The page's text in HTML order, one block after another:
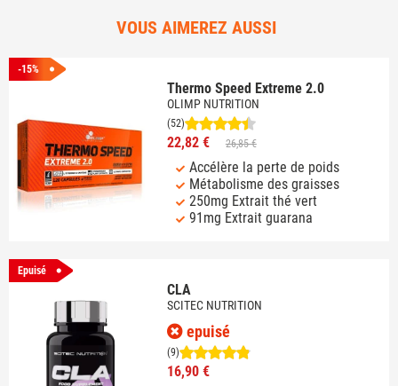
VOUS AIMEREZ AUSSI
-15%
Thermo Speed Extreme 2.0
OLIMP NUTRITION
(52)
22,82 € 26,85 €
Accélère la perte de poids
Métabolisme des graisses
250mg Extrait thé vert
91mg Extrait guarana
Epuisé
CLA
SCITEC NUTRITION
epuisé
(9)
16,90 €